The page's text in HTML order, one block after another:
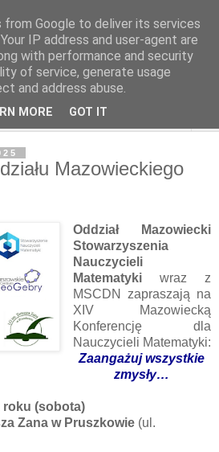
Mazowieckiego
Oddział Mazowiecki
Stowarzyszenia
Nauczycieli
Matematykiwraz z
MSCDN zapraszają na
XIV Mazowiecką
Konferencję dla
Nauczycieli Matematyki:
Zaangażuj wszystkie
zmysły…
roku (sobota)
Zana w Pruszkowie (ul.
from Google to deliver its services
IP address and user-agent are
with performance and security
of service, generate usage
and address abuse.
MORE GOT IT